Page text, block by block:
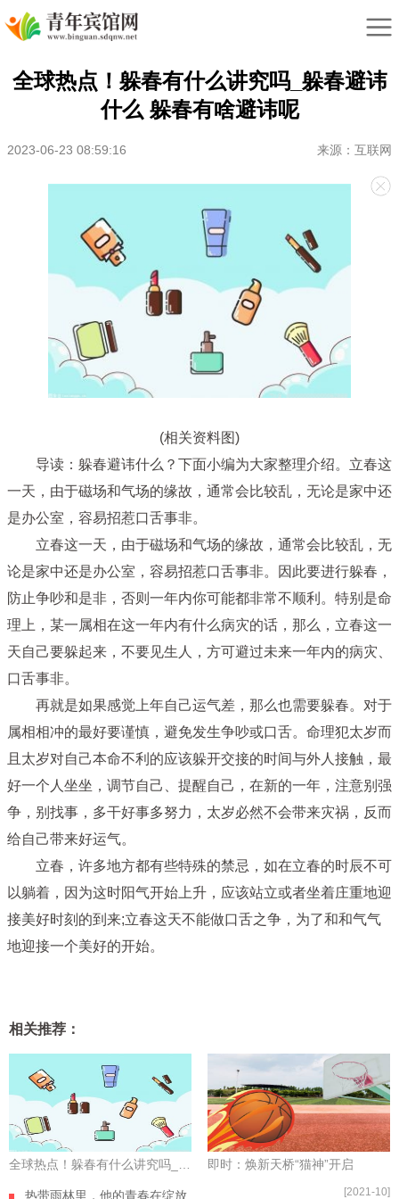
全球热点！躲春有什么讲究吗_躲春避讳
什么 躲春有啥避讳呢
2023-06-23 08:59:16 来源：互联网
(相关资料图)
导读：躲春避讳什么？下面小编为大家整理介绍。立春这
一天，由于磁场和气场的缘故，通常会比较乱，无论是家中还
是办公室，容易招惹口舌事非。
立春这一天，由于磁场和气场的缘故，通常会比较乱，无
论是家中还是办公室，容易招惹口舌事非。因此要进行躲春，
防止争吵和是非，否则一年内你可能都非常不顺利。特别是命
理上，某一属相在这一年内有什么病灾的话，那么，立春这一
天自己要躲起来，不要见生人，方可避过未来一年内的病灾、
口舌事非。
再就是如果感觉上年自己运气差，那么也需要躲春。对于
属相相冲的最好要谨慎，避免发生争吵或口舌。命理犯太岁而
且太岁对自己本命不利的应该躲开交接的时间与外人接触，最
好一个人坐坐，调节自己、提醒自己，在新的一年，注意别强
争，别找事，多干好事多努力，太岁必然不会带来灾祸，反而
给自己带来好运气。
立春，许多地方都有些特殊的禁忌，如在立春的时辰不可
以躺着，因为这时阳气开始上升，应该站立或者坐着庄重地迎
接美好时刻的到来;立春这天不能做口舌之争，为了和和气气
地迎接一个美好的开始。
相关推荐：
即时：焕新天桥“猫神”开启
热带雨林里，他的青春在绽放 [2021-10]